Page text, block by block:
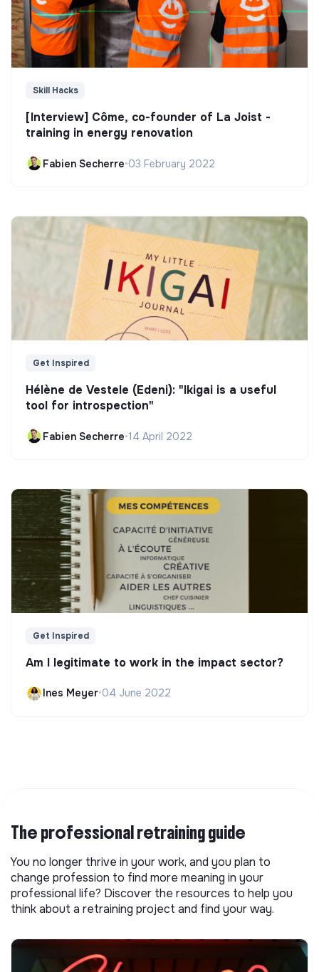
Skill Hacks
[Interview] Côme, co-founder of La Joist -
training in energy renovation
Fabien Secherre•03 February 2022
Get Inspired
Hélène de Vestele (Edeni): "Ikigai is a useful
tool for introspection"
Fabien Secherre•14 April 2022
Get Inspired
Am I legitimate to work in the impact sector?
Ines Meyer•04 June 2022
The professional retraining guide
You no longer thrive in your work, and you plan to
change profession to find more meaning in your
professional life? Discover the resources to help you
think about a retraining project and find your way.